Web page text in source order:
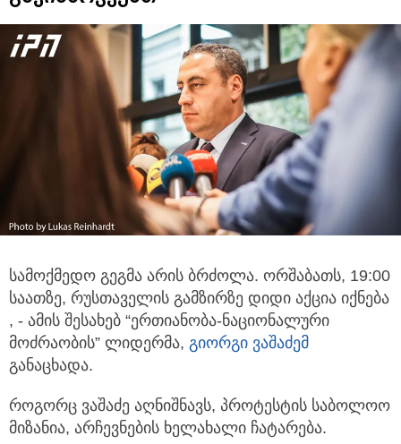
სამოქმედო გეგმა არის ბრძოლა. ორშაბათს, 19:00
საათზე, რუსთაველის გამზირზე დიდი აქცია იქნება
, - ამის შესახებ “ერთიანობა-ნაციონალური
მოძრაობის” ლიდერმა, გიორგი ვაშაძემ
განაცხადა.
როგორც ვაშაძე აღნიშნავს, პროტესტის საბოლოო
მიზანია, არჩევნების ხელახალი ჩატარება.